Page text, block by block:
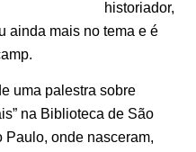
historiador,
ainda mais no tema e é
uma palestra sobre
na Biblioteca de São
Paulo, onde nasceram,